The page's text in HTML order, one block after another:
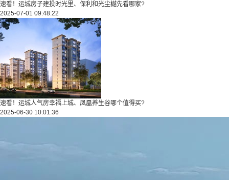
速看！运城房子建投时光里、保利和光尘樾先看哪家?
2025-07-01 09:48:22
速看！运城人气房幸福上城、凤凰养生谷哪个值得买?
2025-06-30 10:01:36